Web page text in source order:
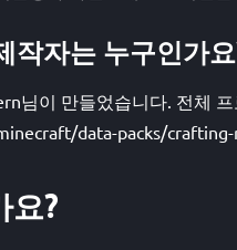
자는 누구인가
님이 만들었습니다. 전체
data-packs/crafting-
요?